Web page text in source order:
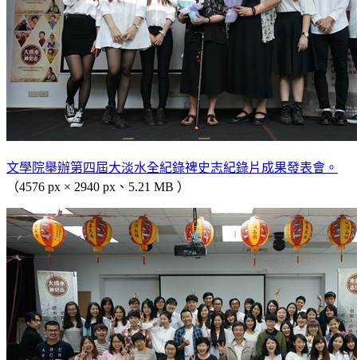
文學院舉辦第四屆大淡水全紀錄裨史志紀錄片成果發表會。
（4576 px × 2940 px、5.21 MB ）